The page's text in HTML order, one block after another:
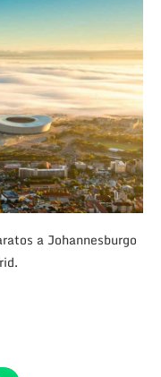
a Johannesburgo